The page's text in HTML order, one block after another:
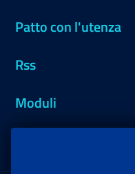
Patto con l'utenza
Rss
Moduli